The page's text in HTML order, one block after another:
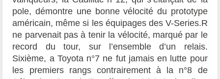
pole, démontre une bonne vélocité du prototype
américain, même si les équipages des V-Series.R
ne parvenait pas à tenir la vélocité, marqué par le
record du tour, sur l’ensemble d’un relais.
Sixième, a Toyota n°7 ne fut jamais en lutte pour
les premiers rangs contrairement à la n°8 de